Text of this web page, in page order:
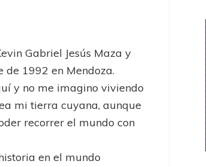
Gabriel Jesús Maza y
de 1992 en Mendoza.
y no me imagino viviendo
mi tierra cuyana, aunque
recorrer el mundo con
en el mundo